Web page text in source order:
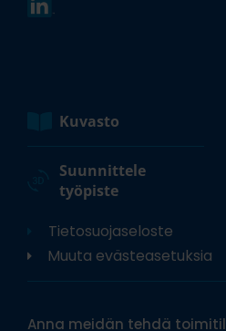
Kuvasto
Suunnittele
työpiste
Tietosuojaseloste
Muuta evästeasetuksia
Anna meidän tehdä